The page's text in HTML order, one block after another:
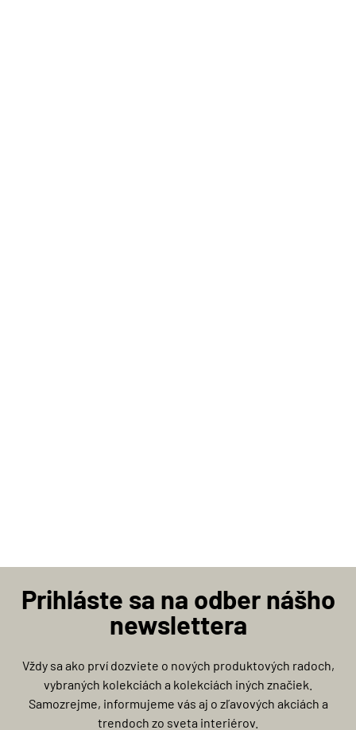
Prihláste sa na odber nášho
newslettera
Vždy sa ako prví dozviete o nových produktových radoch,
vybraných kolekciách a kolekciách iných značiek.
Samozrejme, informujeme vás aj o zľavových akciách a
trendoch zo sveta interiérov.